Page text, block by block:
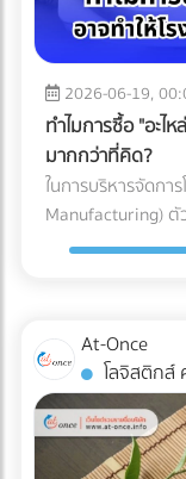
การเลือกบรรจุภัณฑ์
และความปลอดภัย
คุณต้องการพาร์ทเ
ลดความเสี่ยง ป้อ
โรงงาน ไม่ต้องเสี
เพราะที่ At-Once เ
กว่า 1,000 แห่งที่ใ
วงจรไว้ให้คุณแล้ว
อนุญาตจากหน่วยงา
หรือกรมวิชาการเ
ท่าเรือแล้วเพิ่งทรา
ท่าเรือทันที สิ่งที่ตาม
(Demurrage) และ
(มักเริ่มต้นที่หลักพัน
อนุญาตไม่ทัน สินค้า
ถูกทำลายทิ้ง เปรียบเทียบชัดๆ: ทำเอง vs. ใช้ผู้เชี่ยวชาญ เพื่อชี้
ให้เห็นภาพชัดเจน
การตามแก้ปัญหา
ว่า "ปัญหาหน้าด่าน
ทำงานร่วมกับ
จ้างคนมาเดินเอก
บริหารความเสี่ย
หรือชิ้นส่วนรากฟัน
อ้างอิงตามมาตรฐ
โรงงานผลิตเครื่อง
ซึ่งมีการจำกัดจำนว
ชิ้นงานจะสะอาดที่สุด 3 เหตุผลที่ Cleanroom ขาดไม่ได้ในการ
ผลิตอุปกรณ์การแพ
Molding) ทั่วไป ถึ
ตอบอยู่ในความเข้
ปริมาณเชื้อจุลินท
จุลินทรีย์เริ่มต้น
ส่วนพลาสติกภายใน
แบคทีเรีย เชื้อรา ห
ช่วยให้กระบวนกา
สมบูรณ์แบบ
2026-06-19,
ทำไมการซื้อ "อะไ
มากกว่าที่คิด?
ในการบริหารจัดกา
Manufacturing)
ถูกกดดันเสมอคือ
อุตสาหกรรม การตั
อาจนำมาซึ่ง "ต้นทุ
ของบริษัทในระยะยาวโดยที่คุณ
จากการใช้อะไหล่แ
อากาศหนึ่งเครื่อ
At-Once
โลจิสติกส์